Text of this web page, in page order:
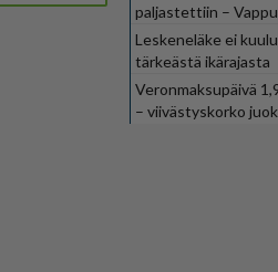
paljastettiin –
suosikkiohjelman
Leskeneläke ei
tärkeästä ikärajasta
Veronmaksupäivä
– viivästyskorko